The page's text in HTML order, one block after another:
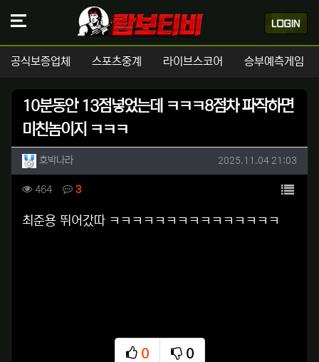
공식보증업체 스포츠중계 라이브스코어 승부예측게임
10분동안 13점넣었는데 ㅋㅋㅋ8점차 파작하면
미친놈이지 ㅋㅋㅋ
작성자 정보
호박나라작성 작성일
2025.11.04 21:03
컨텐츠 정보
464조회 3댓글 목록
본문
최준용 뛰어갔따 ㅋㅋㅋㅋㅋㅋㅋㅋㅋㅋㅋㅋㅋㅋㅋ
0
0